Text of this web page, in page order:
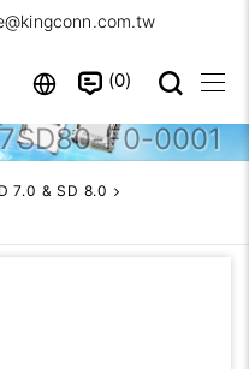
0
7SD80-F0-0001
7.0 & SD 8.0